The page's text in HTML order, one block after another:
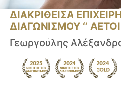
ΔΙΑΚΡΙΘΕΙΣΑ
ΔΙΑΓΩΝΙΣΜΟΥ ‘’ ΑΕΤΟΙ
Γεωργούλης